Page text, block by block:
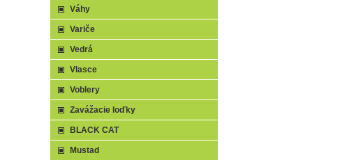
Váhy
Variče
Vedrá
Vlasce
Voblery
Zavážacie loďky
BLACK CAT
Mustad